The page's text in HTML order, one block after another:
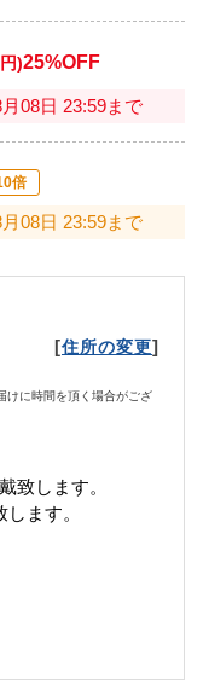
)25%OFF
08日 23:59まで
倍
08日 23:59まで
[住所の変更]
けに時間を頂く場合がござ
致します。
ます。